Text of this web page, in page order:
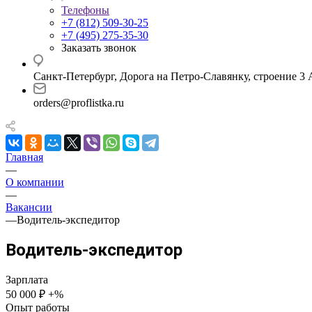
Телефоны
+7 (812) 509-30-25
+7 (495) 275-35-30
Заказать звонок
Санкт-Петербург, Дорога на Петро-Славянку, строение 3
orders@proflistka.ru
Главная
—
О компании
—
Вакансии
—Водитель-экспедитор
Водитель-экспедитор
Зарплата
50 000 ₽ +%
Опыт работы